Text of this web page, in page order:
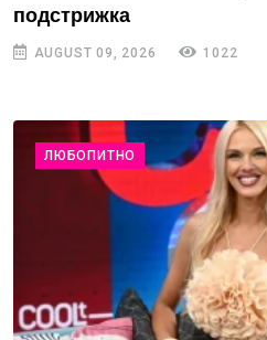
подстрижка
AUGUST 09, 2026 1022
ЛЮБОПИТНО